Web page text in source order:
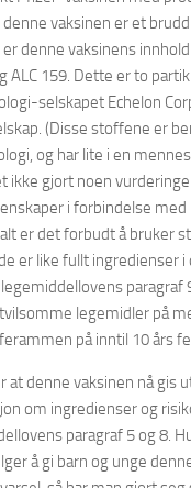
vaksinen er et
denne vaksinens
ALC 159. Dette er to
selskapet Echelon
(Disse stoffene er
og har lite i en
ikke gjort noen
i forbindelse med
er det forbudt å bruker
er like fullt ingredienser i
paragraf
legemidler på
på inntil 10 års
at denne vaksinen nå gis
om ingredienser og
paragraf 5 og 8.
å gi barn og unge